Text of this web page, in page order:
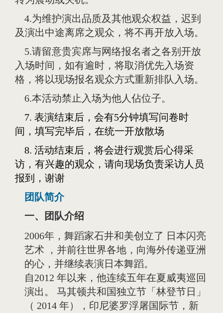
4.为维护演出品质及其他观众权益，迟到
及演出中途离席之观众，将不再开放入场。
5.请留意贵宾席与网络报名者之各别开放
入场时间，如有逾时，将取消优先入场资
格，将以现场报名观众方式重新排队入场。
6.本活动禁止入场为他人佔位子。
7. 表演结束后，会有5分钟填写问卷时
间，填写完毕后，在统一开放散场
8. 活动结束后，将会进行观赏后心得采
访，有兴趣的观众，请向现场负责采访人员
报到，谢谢
团队简介
一、团队介绍
2006年，舞蹈家石井和美创立了 日本闪亮
艺术 ，并前往世界各地，向海外传递亚洲
的心，并继续表演日本舞蹈。
自2012 年以来，他连续五年在夏威夷巡回
演出。 马其顿共和国独立节「林登节日」
（ 2014 年），印尼婆罗浮屠国际节，新